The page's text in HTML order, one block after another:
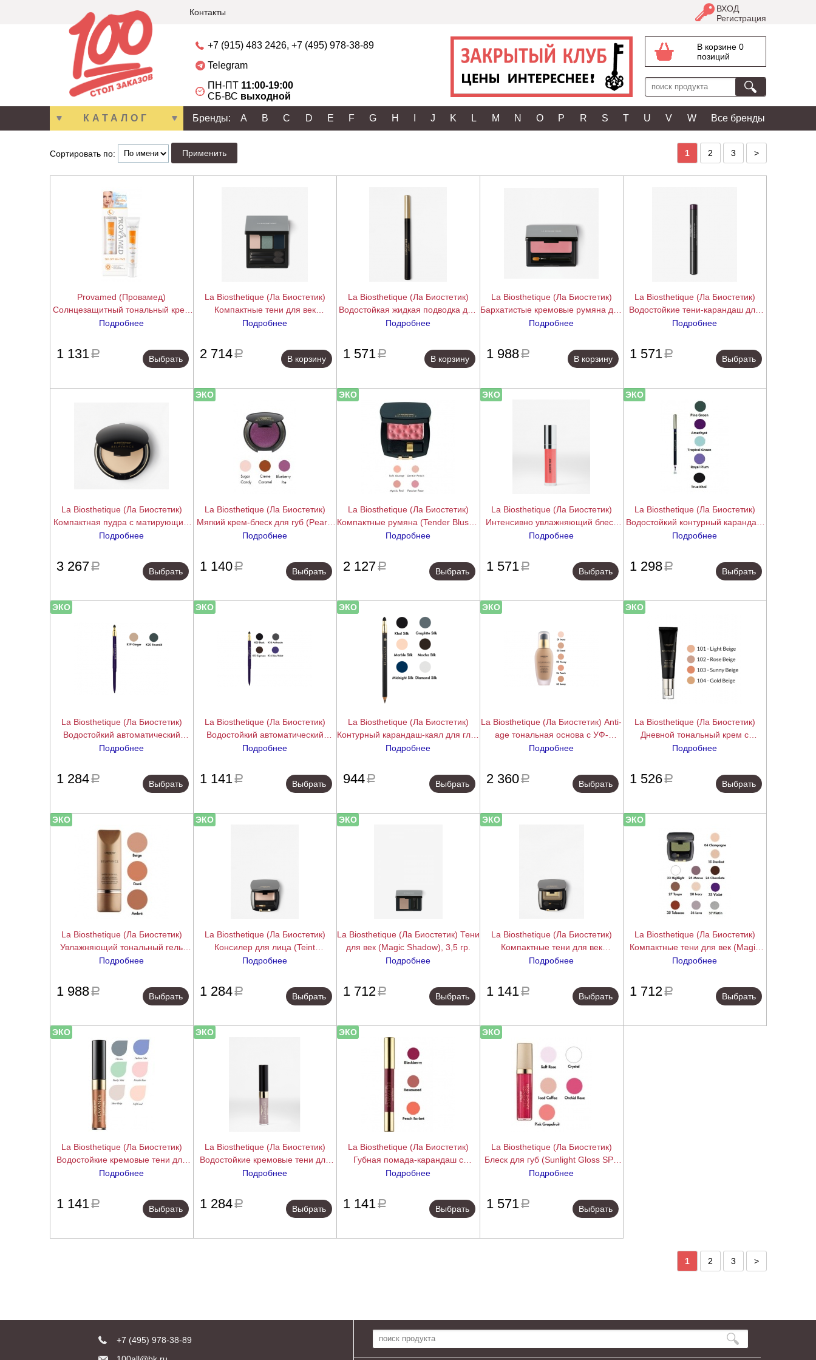
Контакты
ВХОД
Регистрация
В корзине 0
позиций
+7 (915) 483 2426, +7 (495) 978-38-89
Telegram
ПН-ПТ 11:00-19:00
СБ-ВС выходной
КАТАЛОГ Бренды: A B C D E F G H J K L M N O P R S T U V W Все бренды
Сортировать по: 1 2 3 >
Provamed (Провамед)
Солнцезащитный тональный крем
для лица (Sun Face SPF 50), 30 мл
Подробнее
1 131 a
Выбрать
La Biosthetique (Ла Биостетик)
Компактные тени для век
трехцветные (Magic Shadow Trio
Подробнее
2 714a
В корзину
La Biosthetique (Ла Биостетик)
Водостойкая жидкая подводка для
глаз (Easy Liner Black), 1,6 мл.
Подробнее
1 571 a
В корзину
La Biosthetique (Ла Биостетик)
Бархатистые кремовые румяна для
щек и губ (Lips & Cheeks Daily
Подробнее
1 988a
В корзину
La Biosthetique (Ла Биостетик)
Водостойкие тени-карандаш для
век (Eyeshadow Pen), 1,4 гр.
Подробнее
1 571 a
Выбрать
La Biosthetique (Ла Биостетик)
Компактная пудра с матирующим
эффектом (Extreme Stay Powder),
Подробнее
3 267a
Выбрать
ЭКО
La Biosthetique (Ла Биостетик)
Мягкий крем-блеск для губ (Pearly
Lip Care), 2,3 гр.
Подробнее
1 140a
Выбрать
ЭКО
La Biosthetique (Ла Биостетик)
Компактные румяна (Tender Blush),
4,5 гр.
Подробнее
2 127a
Выбрать
ЭКО
La Biosthetique (Ла Биостетик)
Интенсивно увлажняющий блеск
для губ на водной основе (Hydro
Подробнее
1 571 a
Выбрать
ЭКО
La Biosthetique (Ла Биостетик)
Водостойкий контурный карандаш
для глаз (Eye Performer ), 1,2 гр.
Подробнее
1 298a
Выбрать
ЭКО
La Biosthetique (Ла Биостетик)
Водостойкий автоматический
карандаш для глаз (Automatic
Подробнее
1 284a
Выбрать
ЭКО
La Biosthetique (Ла Биостетик)
Водостойкий автоматический
карандаш для глаз (Automatic
Подробнее
1 141 a
Выбрать
ЭКО
La Biosthetique (Ла Биостетик)
Контурный карандаш-каял для глаз
(Pencil for Eyes ), 1,06 гр.
Подробнее
944a
Выбрать
ЭКО
La Biosthetique (Ла Биостетик) Anti-
age тональная основа с УФ-
фильтром (Teint Naturel), 30 мл.
Подробнее
2 360a
Выбрать
ЭКО
La Biosthetique (Ла Биостетик)
Дневной тональный крем с
экстрактом лотоса, витаминами C
Подробнее
1 526a
Выбрать
ЭКО
La Biosthetique (Ла Биостетик)
Увлажняющий тональный гель
(Earth Glow Gel ), 40 мл.
Подробнее
1 988a
Выбрать
ЭКО
La Biosthetique (Ла Биостетик)
Консилер для лица (Teint
Correcteur), 3 гр.
Подробнее
1 284a
Выбрать
ЭКО
La Biosthetique (Ла Биостетик) Тени
для век (Magic Shadow), 3,5 гр.
Подробнее
1 712 a
Выбрать
ЭКО
La Biosthetique (Ла Биостетик)
Компактные тени для век
двухцветные (Magic Shadow Duo),
Подробнее
1 141 a
Выбрать
ЭКО
La Biosthetique (Ла Биостетик)
Компактные тени для век (Magic
Shadow Mono), 2,8 гр.
Подробнее
1 712 a
Выбрать
ЭКО
La Biosthetique (Ла Биостетик)
Водостойкие кремовые тени для
век (Silky Eyes), 2,2 гр.
Подробнее
1 141 a
Выбрать
ЭКО
La Biosthetique (Ла Биостетик)
Водостойкие кремовые тени для
век (Silky Eyes), 2,2 гр.
Подробнее
1 284a
Выбрать
ЭКО
La Biosthetique (Ла Биостетик)
Губная помада-карандаш с
кремовой текстурой (Cream'n
Подробнее
1 141 a
Выбрать
ЭКО
La Biosthetique (Ла Биостетик)
Блеск для губ (Sunlight Gloss SPF
10), 6 мл.
Подробнее
1 571 a
Выбрать
1 2 3 >
+7 (495) 978-38-89
Поиск по сайту: